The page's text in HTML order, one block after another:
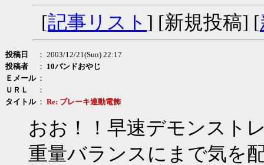
[記事リスト ] [新規投稿] [
投稿日
： 2003/12/21(Sun) 22:17
投稿者
： 10バンドおやじ
Ｅメール ：
ＵＲＬ
：
タイトル ： Re: ブレーキ連動電飾
おお！！早速デモンスト
重量バランスにまで気を